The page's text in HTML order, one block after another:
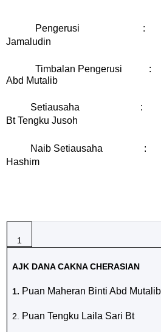
Pengerusi
:
Jamaludin
Timbalan Pengerusi :
Abd Mutalib
Setiausaha
:
Bt Tengku Jusoh
Naib Setiausaha :
Hashim
1
AJK DANA CAKNA CHERASIAN
1. Puan Maheran Binti Abd Mutalib
2. Puan Tengku Laila Sari Bt